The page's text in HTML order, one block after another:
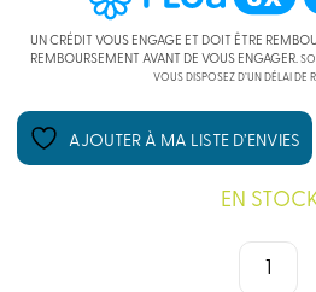
UN CRÉDIT VOUS ENGAGE ET DOIT ÊTRE
REMBOURSEMENT AVANT DE VOUS ENGAGER.
VOUS DISPOSEZ D’UN DÉLAI DE
AJOUTER À MA LISTE D’ENVIES
EN